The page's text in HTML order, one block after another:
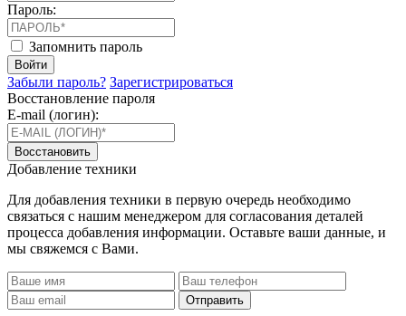
Пароль:
Запомнить пароль
Войти
Забыли пароль? Зарегистрироваться
Восстановление пароля
E-mail (логин):
Восстановить
Добавление техники
Для добавления техники в первую очередь необходимо
связаться с нашим менеджером для согласования деталей
процесса добавления информации. Оставьте ваши данные, и
мы свяжемся с Вами.